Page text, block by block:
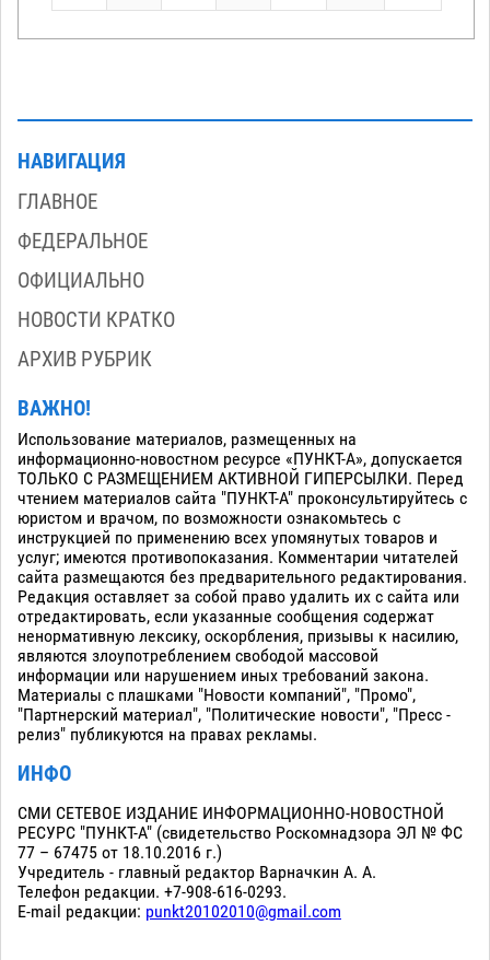
НАВИГАЦИЯ
ГЛАВНОЕ
ФЕДЕРАЛЬНОЕ
ОФИЦИАЛЬНО
НОВОСТИ КРАТКО
АРХИВ РУБРИК
ВАЖНО!
Использование материалов, размещенных на
информационно-новостном ресурсе «ПУНКТ-А», допускается
ТОЛЬКО С РАЗМЕЩЕНИЕМ АКТИВНОЙ ГИПЕРСЫЛКИ. Перед
чтением материалов сайта "ПУНКТ-А" проконсультируйтесь с
юристом и врачом, по возможности ознакомьтесь с
инструкцией по применению всех упомянутых товаров и
услуг; имеются противопоказания. Комментарии читателей
сайта размещаются без предварительного редактирования.
Редакция оставляет за собой право удалить их с сайта или
отредактировать, если указанные сообщения содержат
ненормативную лексику, оскорбления, призывы к насилию,
являются злоупотреблением свободой массовой
информации или нарушением иных требований закона.
Материалы с плашками "Новости компаний", "Промо",
"Партнерский материал", "Политические новости", "Пресс -
релиз" публикуются на правах рекламы.
ИНФО
СМИ СЕТЕВОЕ ИЗДАНИЕ ИНФОРМАЦИОННО-НОВОСТНОЙ
РЕСУРС "ПУНКТ-А" (свидетельство Роскомнадзора ЭЛ № ФС
77 – 67475 от 18.10.2016 г.)
Учредитель - главный редактор Варначкин А. А.
Телефон редакции. +7-908-616-0293.
E-mail редакции: punkt20102010@gmail.com